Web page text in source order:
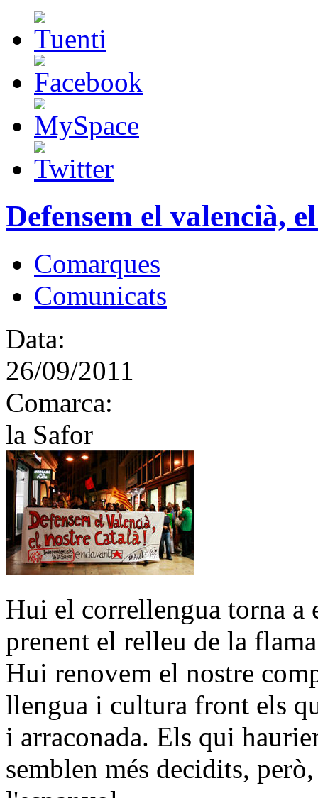
Defensem el valencià,
Comarques
Comunicats
Data:
26/09/2011
Comarca:
la Safor
Hui el correllengua torna a
prenent el relleu de la
Hui renovem el nostre
llengua i cultura front els
i arraconada. Els qui
semblen més decidits,